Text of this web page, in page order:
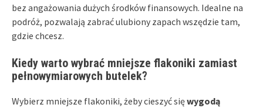
bez angażowania dużych środków finansowych. Idealne na
podróż, pozwalają zabrać ulubiony zapach wszędzie tam,
gdzie chcesz.
Kiedy warto wybrać mniejsze flakoniki zamiast
pełnowymiarowych butelek?
Wybierz mniejsze flakoniki, żeby cieszyć sięwygodą